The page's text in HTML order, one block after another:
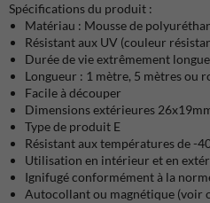
Spécifications du produit :
Matériau : Mousse de
Résistant aux UV (couleur
Durée de vie extrêmement longue
Longueur : 1 mètre, 5 mètres ou
Facile à découper
Dimensions extérieures
Type de produit E
Résistant aux températures de -
Utilisation en intérieur et en
Ignifugé conformément à la
Autocollant ou magnétique (voir